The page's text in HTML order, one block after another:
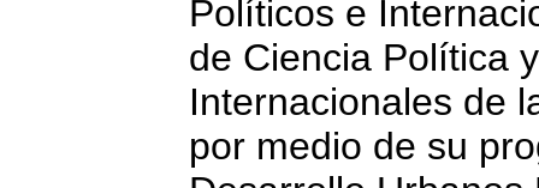
Políticos e
de Ciencia Política
Internacionales de
por medio de su